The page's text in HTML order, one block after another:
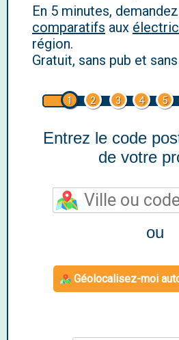
En 5 minutes, demandez
comparatifs aux
région.
Gratuit, sans pub et
1 2 3 4 5
Entrez le code
de votre
ou
Géolocalisez-moi